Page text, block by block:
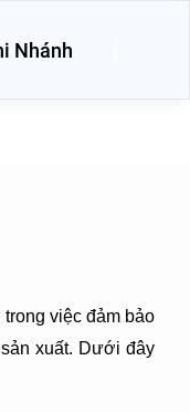
Nhánh
việc đảm bảo
xuất. Dưới đây